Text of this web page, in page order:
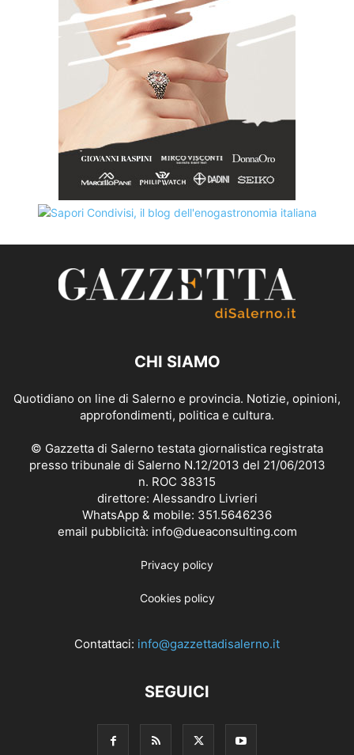
CHI SIAMO
Quotidiano on line di Salerno e provincia. Notizie, opinioni,
approfondimenti, politica e cultura.
© Gazzetta di Salerno testata giornalistica registrata
presso tribunale di Salerno N.12/2013 del 21/06/2013
n. ROC 38315
direttore: Alessandro Livrieri
WhatsApp & mobile: 351.5646236
email pubblicità: info@dueaconsulting.com
Privacy policy
Cookies policy
Contattaci: info@gazzettadisalerno.it
SEGUICI